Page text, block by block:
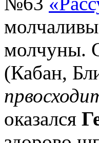
молчуны.
(Кабан,
оказался